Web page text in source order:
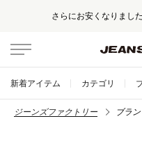
さらにお安くなりまし
新着アイテム カテゴリ
ジーンズファクトリー ブラ